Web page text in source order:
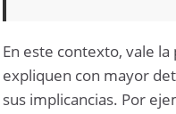
En este contexto, vale
expliquen con mayor
sus implicancias. Por